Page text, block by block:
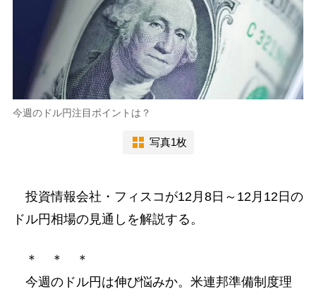
今週のドル円注目ポイントは？
写真1枚
投資情報会社・フィスコが12月8日～12月12日の
ドル円相場の見通しを解説する。
＊ ＊ ＊
今週のドル円は伸び悩みか。米連邦準備制度理